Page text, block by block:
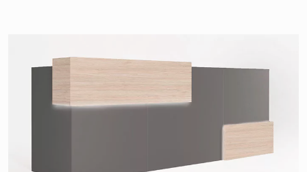
Pour modifier vos préférences par la suite, cliquez sur le lien
'Préférences de cookies' situé dans le pied de page.